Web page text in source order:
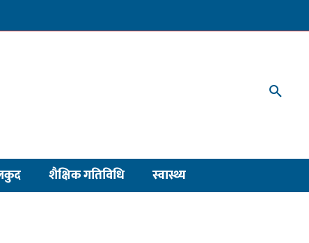
शैक्षिक गतिविधि स्वास्थ्य